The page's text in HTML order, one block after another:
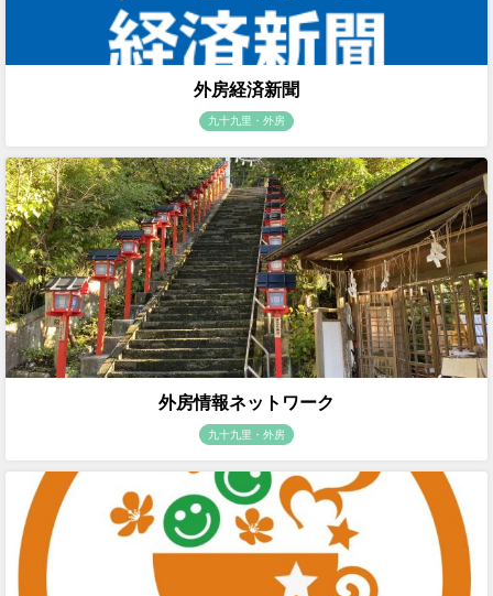
外房経済新聞
九十九里・外房
外房情報ネットワーク
九十九里・外房